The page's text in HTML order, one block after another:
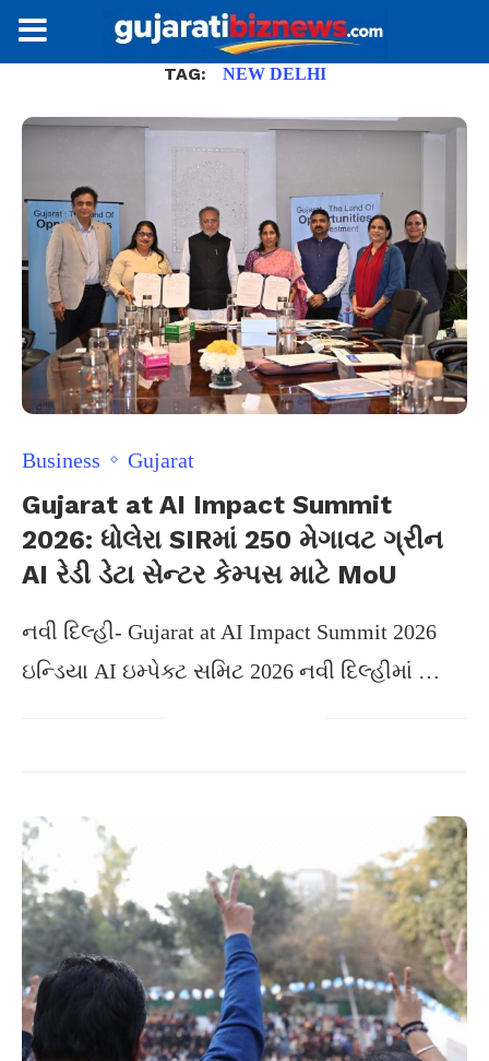
TAG: NEW DELHI
Business Gujarat
Gujarat at AI Impact Summit
2026: ધોલેરા SIRમાં 250 મેગાવટ ગ્રીન
AI રેડી ડેટા સેન્ટર કેમ્પસ માટે MoU
નવી દિલ્હી- Gujarat at AI Impact Summit 2026
ઇન્ડિયા AI ઇમ્પેક્ટ સમિટ 2026 નવી દિલ્હીમાં …